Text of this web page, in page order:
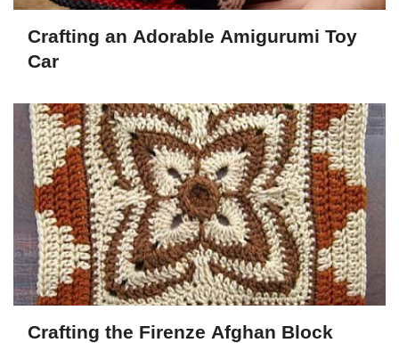
Crafting an Adorable Amigurumi Toy
Car
Crafting the Firenze Afghan Block